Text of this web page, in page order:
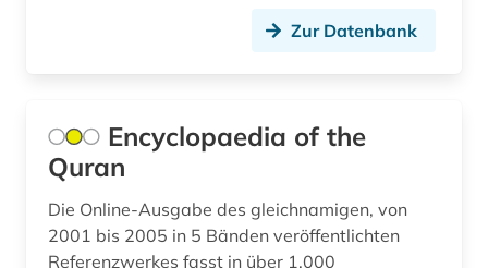
belgien (4)
belletristik (2)
Zur Datenbank
Encyclopaedia of the
Quran
Die Online-Ausgabe des gleichnamigen, von
2001 bis 2005 in 5 Bänden veröffentlichten
Referenzwerkes fasst in über 1.000